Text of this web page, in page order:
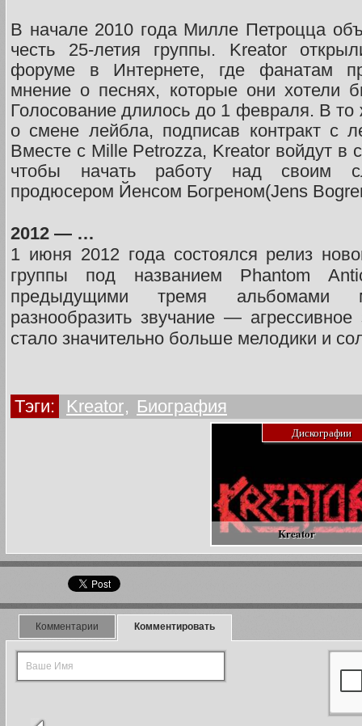
В начале 2010 года Милле Петроцца
честь 25-летия группы. Kreator
форуме в Интернете, где фанатам
мнение о песнях, которые они хотели
Голосование длилось до 1 февраля. В
о смене лейбла, подписав контракт с
Вместе с Mille Petrozza, Kreator войдут в
чтобы начать работу над своим
продюсером Йенсом Богреном(Jens
2012 — …
1 июня 2012 года состоялся релиз
группы под названием Phantom
предыдущими тремя альбомами
разнообразить звучание —
стало значительно больше мелодики и
Тэги: Kreator, Биография
Дискографии
Kreator
Комментарии Комментировать